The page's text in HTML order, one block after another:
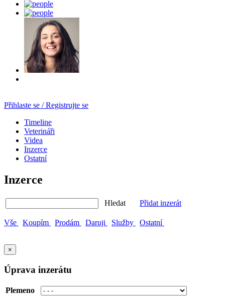
Přihlaste se / Registrujte se
Timeline
Veterináři
Videa
Inzerce
Ostatní
Inzerce
Hledat Přidat inzerát
Vše Koupím Prodám Daruji Služby Ostatní
×
Úprava inzerátu
Plemeno